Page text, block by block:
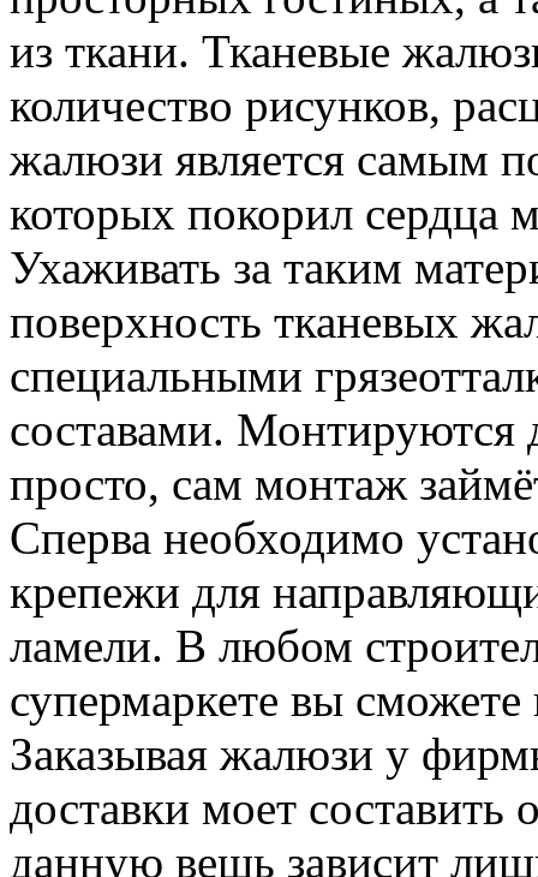
из ткани. Тканевые
количество рисунков,
жалюзи является самым
которых покорил сердца
Ухаживать за таким
поверхность тканевых
специальными
составами. Монтируются
просто, сам монтаж
Сперва необходимо
крепежи для
ламели. В любом
супермаркете вы
Заказывая жалюзи у
доставки моет составить
данную вещь зависит